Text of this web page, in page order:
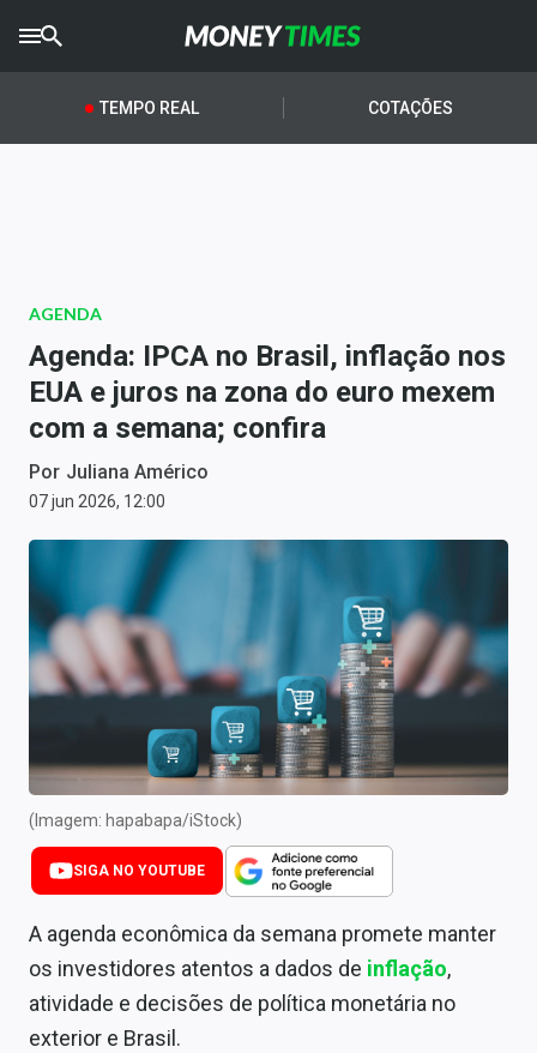
CRYPTOTIMES
AGROTIMES
Newsletters
Money Trader
Anuncie
Últimas Notícias
Cotações
Comprar ou vender?
Carteiras Recomendadas
Central de Dividendos
Central de Fundos Imobiliários
Central dos IPOs
Renda Fixa
Finanças Pessoais
Mercados
TEMPO REAL COTAÇÕES
AGENDA
Agenda: IPCA no Brasil, inflação nos
EUA e juros na zona do euro mexem
com a semana; confira
Por Juliana Américo
07 jun 2026, 12:00
(Imagem: hapabapa/iStock)
SIGA NO YOUTUBE
A agenda econômica da semana promete manter
os investidores atentos a dados de inflação,
atividade e decisões de política monetária no
exterior e Brasil.